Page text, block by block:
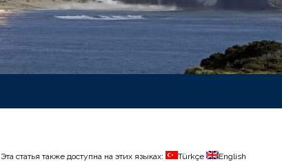
Эта статья также доступна на этих языках: Türkçe English